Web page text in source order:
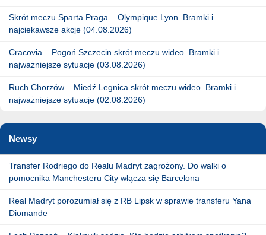
Skrót meczu Sparta Praga – Olympique Lyon. Bramki i
najciekawsze akcje (04.08.2026)
Cracovia – Pogoń Szczecin skrót meczu wideo. Bramki i
najważniejsze sytuacje (03.08.2026)
Ruch Chorzów – Miedź Legnica skrót meczu wideo. Bramki i
najważniejsze sytuacje (02.08.2026)
Newsy
Transfer Rodriego do Realu Madryt zagrożony. Do walki o
pomocnika Manchesteru City włącza się Barcelona
Real Madryt porozumiał się z RB Lipsk w sprawie transferu Yana
Diomande